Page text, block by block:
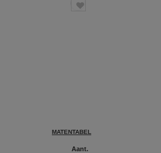
MATENTABEL
Aant.